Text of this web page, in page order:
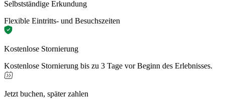
Selbstständige Erkundung
Flexible Eintritts- und Besuchszeiten
Kostenlose Stornierung
Kostenlose Stornierung bis zu 3 Tage vor Beginn des Erlebnisses.
Jetzt buchen, später zahlen